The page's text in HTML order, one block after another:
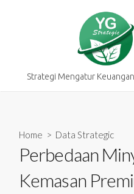
Strategi Mengatur
Home > Data Strategic
Perbedaan
Kemasan